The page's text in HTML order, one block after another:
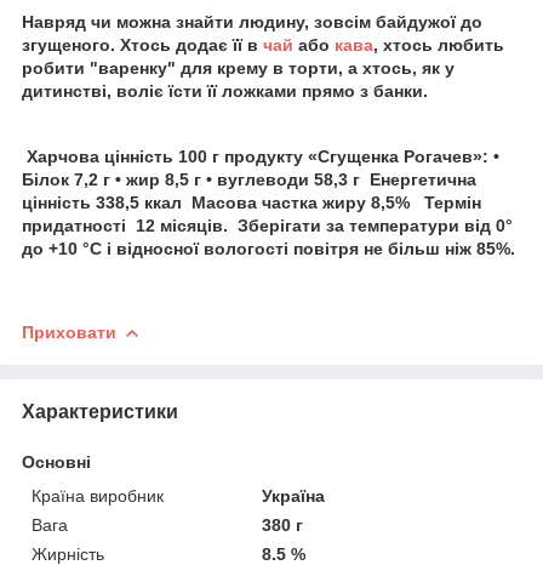
Навряд чи можна знайти людину, зовсім байдужої до
згущеного. Хтось додає її в чай або кава, хтось любить
робити "варенку" для крему в торти, а хтось, як у
дитинстві, воліє їсти її ложками прямо з банки.
Харчова цінність 100 г продукту «Сгущенка Рогачев»: •
Білок 7,2 г • жир 8,5 г • вуглеводи 58,3 г Енергетична
цінність 338,5 ккал Масова частка жиру 8,5% Термін
придатності 12 місяців. Зберігати за температури від 0°
до +10 °C і відносної вологості повітря не більш ніж 85%.
Приховати
Характеристики
Основні
Країна виробник
Україна
Вага
380 г
Жирність
8.5 %